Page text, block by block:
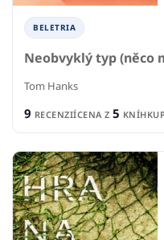
BELETRIA
Neobvyklý typ (něco
Tom Hanks
9 RECENZIÍCENA Z 5